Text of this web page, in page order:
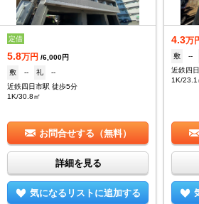
定借
5.8万円 /6,000円
敷
-- 礼
--
近鉄四日市駅 徒歩5分
1K/30.8㎡
お問合せする（無料）
詳細を見る
気になるリストに追加する
4.3万
敷
--
近鉄四
1K/23.1